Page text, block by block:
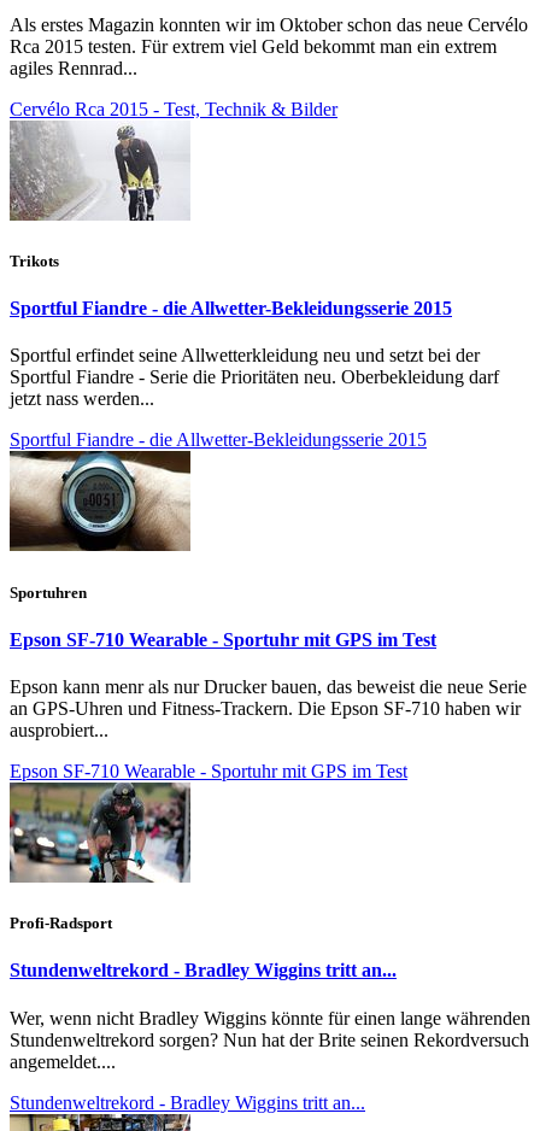
Als erstes Magazin konnten wir im Oktober schon das neue Cervélo
Rca 2015 testen. Für extrem viel Geld bekommt man ein extrem
agiles Rennrad...
Cervélo Rca 2015 - Test, Technik & Bilder
Trikots
Sportful Fiandre - die Allwetter-Bekleidungsserie 2015
Sportful erfindet seine Allwetterkleidung neu und setzt bei der
Sportful Fiandre - Serie die Prioritäten neu. Oberbekleidung darf
jetzt nass werden...
Sportful Fiandre - die Allwetter-Bekleidungsserie 2015
Sportuhren
Epson SF-710 Wearable - Sportuhr mit GPS im Test
Epson kann menr als nur Drucker bauen, das beweist die neue Serie
an GPS-Uhren und Fitness-Trackern. Die Epson SF-710 haben wir
ausprobiert...
Epson SF-710 Wearable - Sportuhr mit GPS im Test
Profi-Radsport
Stundenweltrekord - Bradley Wiggins tritt an...
Wer, wenn nicht Bradley Wiggins könnte für einen lange währenden
Stundenweltrekord sorgen? Nun hat der Brite seinen Rekordversuch
angemeldet....
Stundenweltrekord - Bradley Wiggins tritt an...